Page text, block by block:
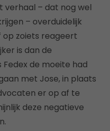
verhaal – dat nog wel
– overduidelijk
op zoiets reageert
is dan de
Fedex de moeite had
met Jose, in plaats
er op af te
deze negatieve